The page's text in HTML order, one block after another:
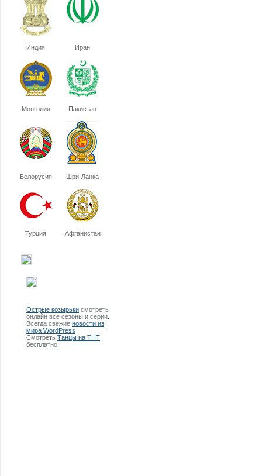
Индия Иран
Монголия Пакистан
Белорусия Шри-Ланка
Турция Афганистан
Острые козырьки смотреть
онлайн все сезоны и серии.
Всегда свежие новости из
мира WordPress
Смотреть Танцы на ТНТ
бесплатно